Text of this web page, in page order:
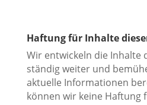
Haftung für Inhalte
Wir entwickeln die Inhalte
ständig weiter und
aktuelle Informationen
können wir keine Haftung